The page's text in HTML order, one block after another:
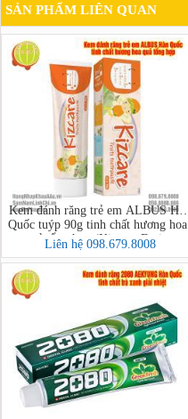
SẢN PHẨM LIÊN QUAN
Kem đánh răng trẻ em ALBUS Hàn
Quốc tuýp 90g tinh chất hương hoa
quả tổng hợp (Kizcare Fruits
Toothpaste)
Liên hệ 098.679.8008